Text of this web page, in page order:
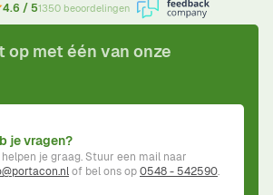
4.6 / 51350 beoordelingen
op met één van onze
je vragen?
helpen je graag. Stuur een mail naar
of bel ons op0548 - 542590.